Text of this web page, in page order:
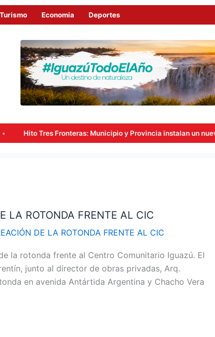
Turismo Economia Deportes
Municipio y Provincia instalan un nuevo punto de
LA ROTONDA FRENTE AL CIC
DE LA ROTONDA FRENTE AL CIC
la rotonda frente al Centro Comunitario Iguazú. El
junto al director de obras privadas, Arq.
en avenida Antártida Argentina y Chacho Vera